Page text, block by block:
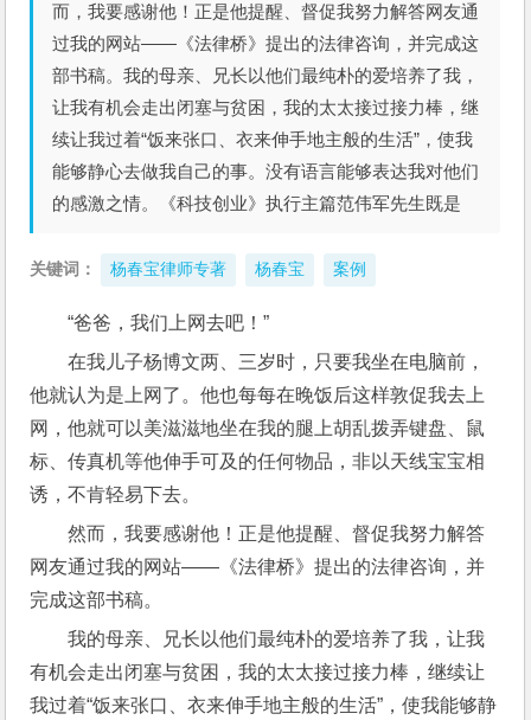
而，我要感谢他！正是他提醒、督促我努力解答网友通
过我的网站——《法律桥》提出的法律咨询，并完成这
部书稿。我的母亲、兄长以他们最纯朴的爱培养了我，
让我有机会走出闭塞与贫困，我的太太接过接力棒，继
续让我过着“饭来张口、衣来伸手地主般的生活”，使我
能够静心去做我自己的事。没有语言能够表达我对他们
的感激之情。《科技创业》执行主篇范伟军先生既是
关键词： 杨春宝律师专著 杨春宝 案例
“爸爸，我们上网去吧！”
在我儿子杨博文两、三岁时，只要我坐在电脑前，
他就认为是上网了。他也每每在晚饭后这样敦促我去上
网，他就可以美滋滋地坐在我的腿上胡乱拨弄键盘、鼠
标、传真机等他伸手可及的任何物品，非以天线宝宝相
诱，不肯轻易下去。
然而，我要感谢他！正是他提醒、督促我努力解答
网友通过我的网站——《法律桥》提出的法律咨询，并
完成这部书稿。
我的母亲、兄长以他们最纯朴的爱培养了我，让我
有机会走出闭塞与贫困，我的太太接过接力棒，继续让
我过着“饭来张口、衣来伸手地主般的生活”，使我能够静